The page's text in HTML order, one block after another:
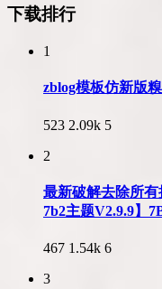
下载排行
1
zblog模板仿新版
523 2.09k 5
2
最新破解去除所
7b2主题V2.9.9】
467 1.54k 6
3